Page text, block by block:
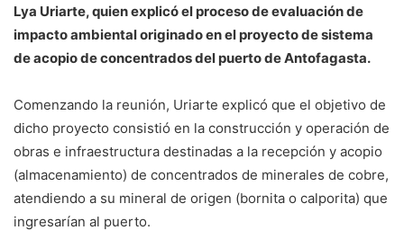
Lya Uriarte, quien explicó el proceso de evaluación de
impacto ambiental originado en el proyecto de sistema
de acopio de concentrados del puerto de Antofagasta.
Comenzando la reunión, Uriarte explicó que el objetivo de
dicho proyecto consistió en la construcción y operación de
obras e infraestructura destinadas a la recepción y acopio
(almacenamiento) de concentrados de minerales de cobre,
atendiendo a su mineral de origen (bornita o calporita) que
ingresarían al puerto.